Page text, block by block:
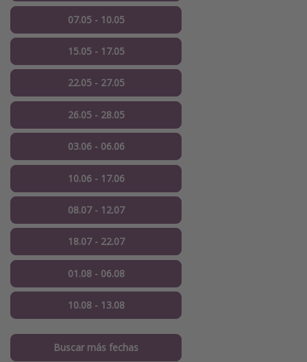
07.05 - 10.05
15.05 - 17.05
22.05 - 27.05
26.05 - 28.05
03.06 - 06.06
10.06 - 17.06
08.07 - 12.07
18.07 - 22.07
01.08 - 06.08
10.08 - 13.08
Buscar más fechas